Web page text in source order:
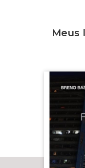
Meus